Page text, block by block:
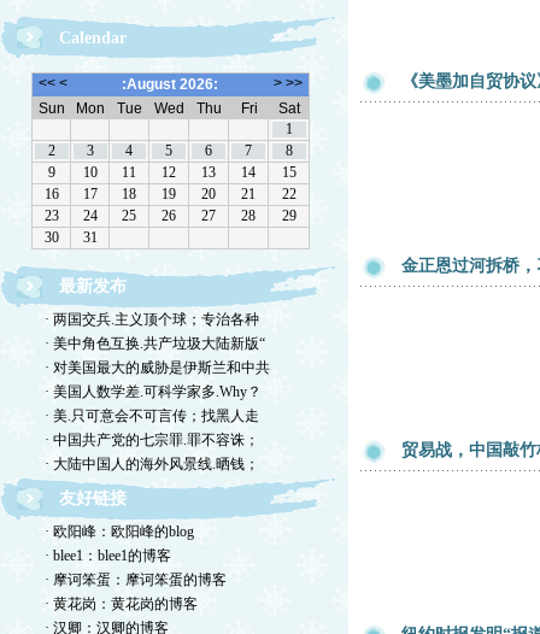
Calendar
最新发布
· 两国交兵.主义顶个球；专治各种
· 美中角色互换.共产垃圾大陆新版“
· 对美国最大的威胁是伊斯兰和中共
· 美国人数学差.可科学家多.Why？
· 美.只可意会不可言传；找黑人走
· 中国共产党的七宗罪.罪不容诛；
· 大陆中国人的海外风景线.晒钱；
友好链接
· 欧阳峰：欧阳峰的blog
· blee1：blee1的博客
· 摩诃笨蛋：摩诃笨蛋的博客
· 黄花岗：黄花岗的博客
· 汉卿：汉卿的博客
《美墨加自贸协
金正恩过河拆桥
贸易战，中国敲